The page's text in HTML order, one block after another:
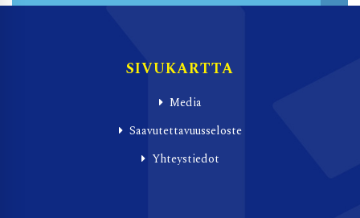
SIVUKARTTA
Media
Saavutettavuusseloste
Yhteystiedot